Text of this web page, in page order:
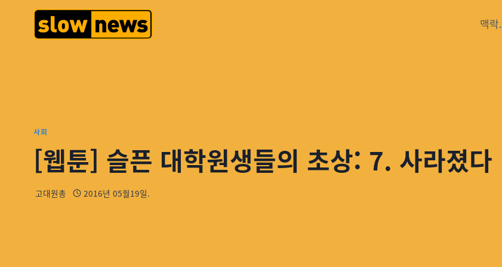
맥락.
사회
[웹툰] 슬픈 대학원생들의 초상: 7. 사라졌다
고대원총 2016년 05월19일.